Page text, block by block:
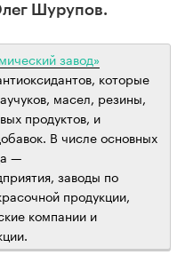
Шурупов.
завод»
которые
масел, резины,
продуктов, и
В числе основных
—
заводы по
продукции,
компании и